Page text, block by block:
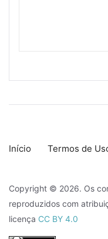
Início Termos de
Copyright © 2026. Os
reproduzidos com
licença CC BY 4.0